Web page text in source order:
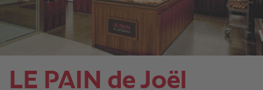
LE PAIN de Joël